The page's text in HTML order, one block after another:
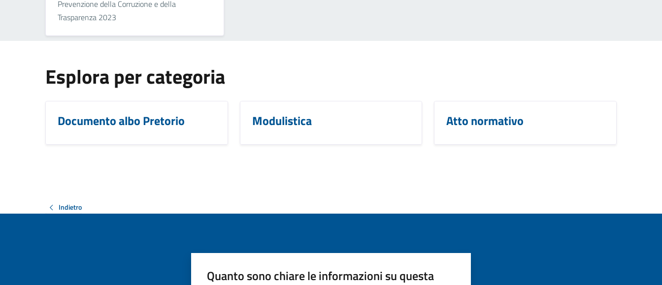
Prevenzione della Corruzione e della
Trasparenza 2023
Esplora per categoria
Documento albo Pretorio Modulistica Atto normativo
Indietro
Quanto sono chiare le informazioni su questa